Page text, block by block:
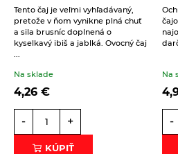
Éterické oleje na kulinárske účely
Keramické slniečko
Literatúra
Propagačný materiál
Tašky, vrecká
Vankúše
Beriem na vedomiespracovanie
Tento čaj je veľmi vyhľadávaný,
pretože v ňom vynikne plná chuť
a sila brusníc doplnená o
kyselkavý ibiš a jablká. Ovocný čaj
Na sklade
4,26 €
- +
KÚPIŤ
Na
-